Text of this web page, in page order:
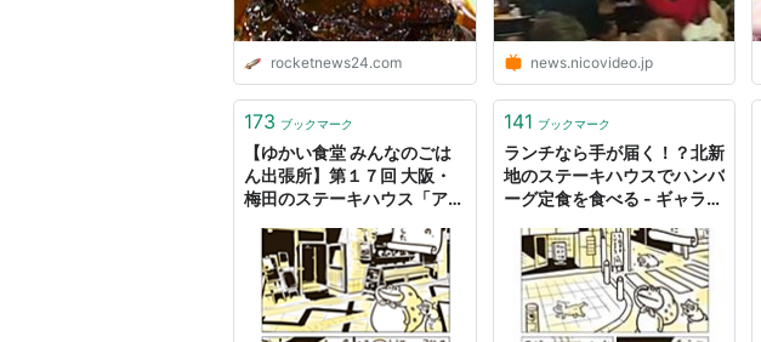
rocketnews24.com news.nicovideo.jp
173 ブックマーク
【ゆかい食堂 みんなのごは
ん出張所】第１７回 大阪・
梅田のステーキハウス「アウ
- ぐるなび みんなのごはん
141 ブックマーク
ランチなら手が届く！？北新
地のステーキハウスでハンバ
ーグ定食を食べる - ギャラリ